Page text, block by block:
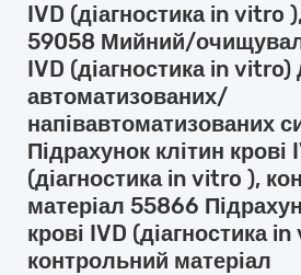
IVD (діагностика in vitro
59058 Мийний/
IVD (діагностика in vitro)
автоматизованих/
напівавтоматизованих
Підрахунок клітин крові
(діагностика in vitro ),
матеріал 55866
крові IVD (діагностика
контрольний матеріал